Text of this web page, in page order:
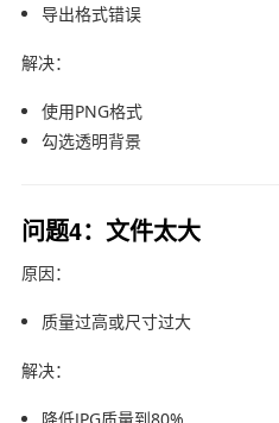
导出格式错误
解决：
使用PNG格式
勾选透明背景
问题4：文件太大
原因：
质量过高或尺寸过大
解决：